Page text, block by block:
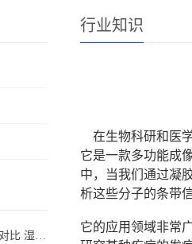
DYCZ-40G 转印电泳仪选购实测对比 湿转设备怎么选不踩坑
行业知识
在生物科研和医
它是一款多功能成
中，当我们通过凝
析这些分子的条带
它的应用领域非常